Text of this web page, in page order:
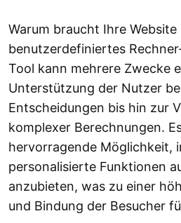
Warum braucht Ihre Website
benutzerdefiniertes
Tool kann mehrere Zwecke
Unterstützung der Nutzer
Entscheidungen bis hin zur
komplexer Berechnungen.
hervorragende Möglichkeit,
personalisierte Funktionen
anzubieten, was zu einer
und Bindung der Besucher